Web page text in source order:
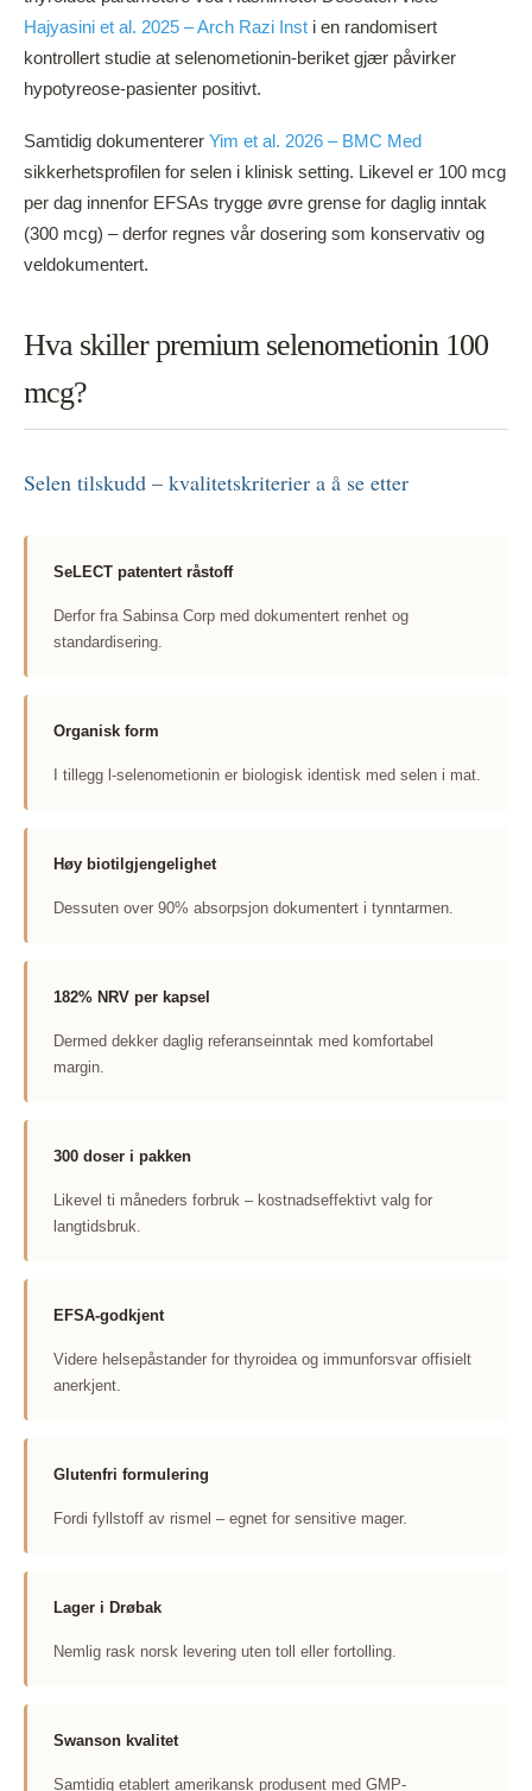
Hajyasini et al. 2025 – Arch Razi Inst i en randomisert
kontrollert studie at selenometionin-beriket gjær påvirker
hypotyreose-pasienter positivt.
Samtidig dokumenterer Yim et al. 2026 – BMC Med
sikkerhetsprofilen for selen i klinisk setting. Likevel er 100 mcg
per dag innenfor EFSAs trygge øvre grense for daglig inntak
(300 mcg) – derfor regnes vår dosering som konservativ og
veldokumentert.
Hva skiller premium selenometionin 100
mcg?
Selen tilskudd – kvalitetskriterier a å se etter
SeLECT patentert råstoff
Derfor fra Sabinsa Corp med dokumentert renhet og
standardisering.
Organisk form
I tillegg l-selenometionin er biologisk identisk med selen i mat.
Høy biotilgjengelighet
Dessuten over 90% absorpsjon dokumentert i tynntarmen.
182% NRV per kapsel
Dermed dekker daglig referanseinntak med komfortabel
margin.
300 doser i pakken
Likevel ti måneders forbruk – kostnadseffektivt valg for
langtidsbruk.
EFSA-godkjent
Videre helsepåstander for thyroidea og immunforsvar offisielt
anerkjent.
Glutenfri formulering
Fordi fyllstoff av rismel – egnet for sensitive mager.
Lager i Drøbak
Nemlig rask norsk levering uten toll eller fortolling.
Swanson kvalitet
Samtidig etablert amerikansk produsent med GMP-